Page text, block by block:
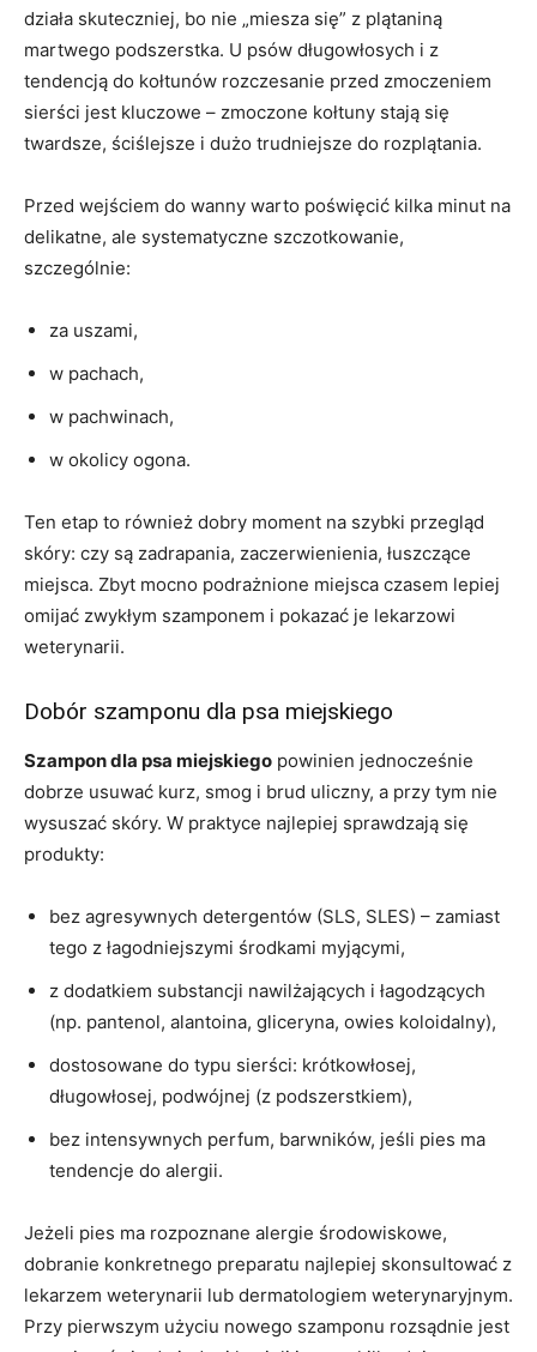
działa skuteczniej, bo nie „miesza się” z plątaniną
martwego podszerstka. U psów długowłosych i z
tendencją do kołtunów rozczesanie przed zmoczeniem
sierści jest kluczowe – zmoczone kołtuny stają się
twardsze, ściślejsze i dużo trudniejsze do rozplątania.
Przed wejściem do wanny warto poświęcić kilka minut na
delikatne, ale systematyczne szczotkowanie,
szczególnie:
za uszami,
w pachach,
w pachwinach,
w okolicy ogona.
Ten etap to również dobry moment na szybki przegląd
skóry: czy są zadrapania, zaczerwienienia, łuszczące
miejsca. Zbyt mocno podrażnione miejsca czasem lepiej
omijać zwykłym szamponem i pokazać je lekarzowi
weterynarii.
Dobór szamponu dla psa miejskiego
Szampon dla psa miejskiego powinien jednocześnie
dobrze usuwać kurz, smog i brud uliczny, a przy tym nie
wysuszać skóry. W praktyce najlepiej sprawdzają się
produkty:
bez agresywnych detergentów (SLS, SLES) – zamiast
tego z łagodniejszymi środkami myjącymi,
z dodatkiem substancji nawilżających i łagodzących
(np. pantenol, alantoina, gliceryna, owies koloidalny),
dostosowane do typu sierści: krótkowłosej,
długowłosej, podwójnej (z podszerstkiem),
bez intensywnych perfum, barwników, jeśli pies ma
tendencje do alergii.
Jeżeli pies ma rozpoznane alergie środowiskowe,
dobranie konkretnego preparatu najlepiej skonsultować z
lekarzem weterynarii lub dermatologiem weterynaryjnym.
Przy pierwszym użyciu nowego szamponu rozsądnie jest